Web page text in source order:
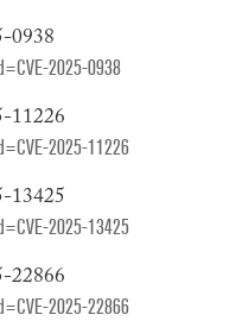
0938
2025-0938
11226
2025-11226
13425
2025-13425
22866
2025-22866